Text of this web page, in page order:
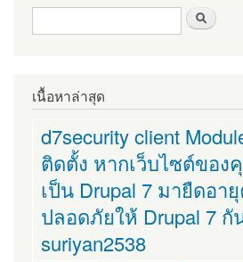
ฟอร์มค้นหา
เนื้อหาล่าสุด
d7security client
ติดตั้ง หากเว็บไซต์ของ
เป็น Drupal 7 มายืดอา
ปลอดภัยให้ Drupal 7 กั
suriyan2538